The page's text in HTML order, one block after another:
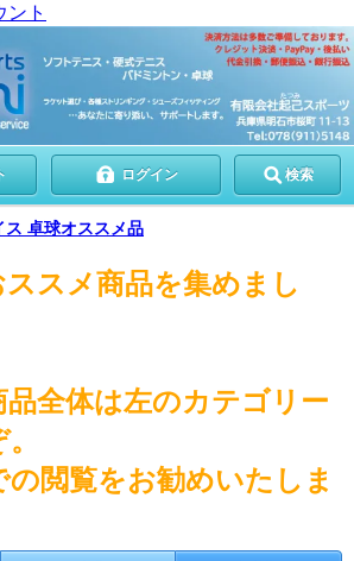
ント
ログイン 検索
ス 卓球オススメ品
スメ商品を集めまし
全体は左のカテゴリー
の閲覧をお勧めいたしま